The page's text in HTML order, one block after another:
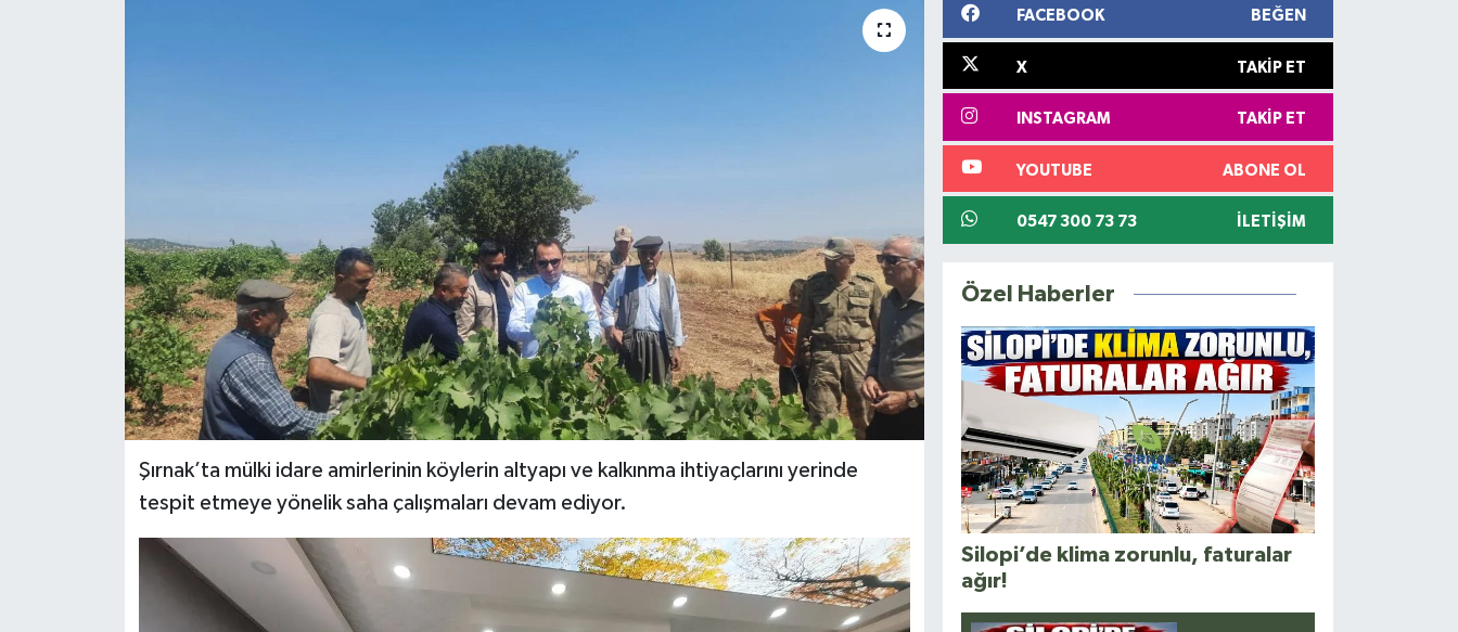
Şırnak’ta mülki idare amirlerinin köylerin altyapı ve kalkınma ihtiyaçlarını yerinde
tespit etmeye yönelik saha çalışmaları devam ediyor.
FACEBOOK BEĞEN
X TAKIP ET
INSTAGRAM TAKIP ET
YOUTUBE ABONE OL
0547 300 73 73 İLETIŞIM
Özel Haberler
Silopi’de klima zorunlu, faturalar
ağır!